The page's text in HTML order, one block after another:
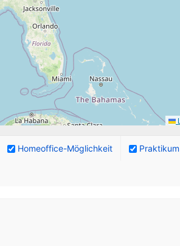
Homeoffice-Möglichkeit Praktikum